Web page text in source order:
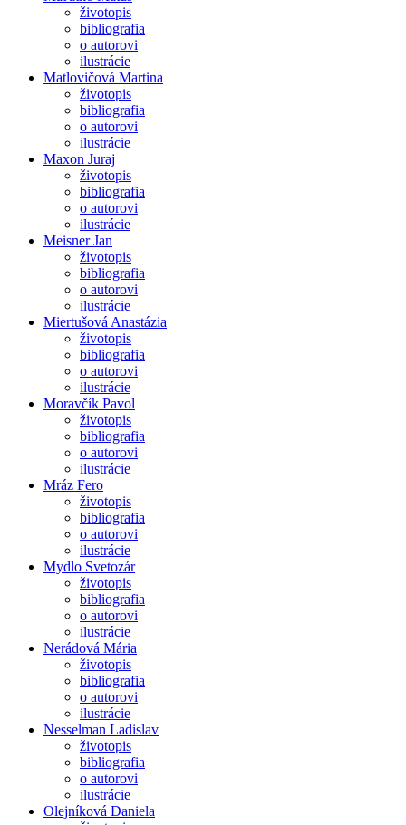
životopis
bibliografia
o autorovi
ilustrácie
Matlovičová Martina
životopis
bibliografia
o autorovi
ilustrácie
Maxon Juraj
životopis
bibliografia
o autorovi
ilustrácie
Meisner Jan
životopis
bibliografia
o autorovi
ilustrácie
Miertušová Anastázia
životopis
bibliografia
o autorovi
ilustrácie
Moravčík Pavol
životopis
bibliografia
o autorovi
ilustrácie
Mráz Fero
životopis
bibliografia
o autorovi
ilustrácie
Mydlo Svetozár
životopis
bibliografia
o autorovi
ilustrácie
Nerádová Mária
životopis
bibliografia
o autorovi
ilustrácie
Nesselman Ladislav
životopis
bibliografia
o autorovi
ilustrácie
Olejníková Daniela